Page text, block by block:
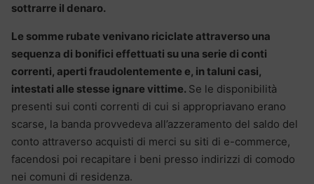
sottrarre il denaro.
Le somme rubate venivano riciclate attraverso una
sequenza di bonifici effettuati su una serie di conti
correnti, aperti fraudolentemente e, in taluni casi,
intestati alle stesse ignare vittime. Se le disponibilità
presenti sui conti correnti di cui si appropriavano erano
scarse, la banda provvedeva all’azzeramento del saldo del
conto attraverso acquisti di merci su siti di e-commerce,
facendosi poi recapitare i beni presso indirizzi di comodo
nei comuni di residenza.